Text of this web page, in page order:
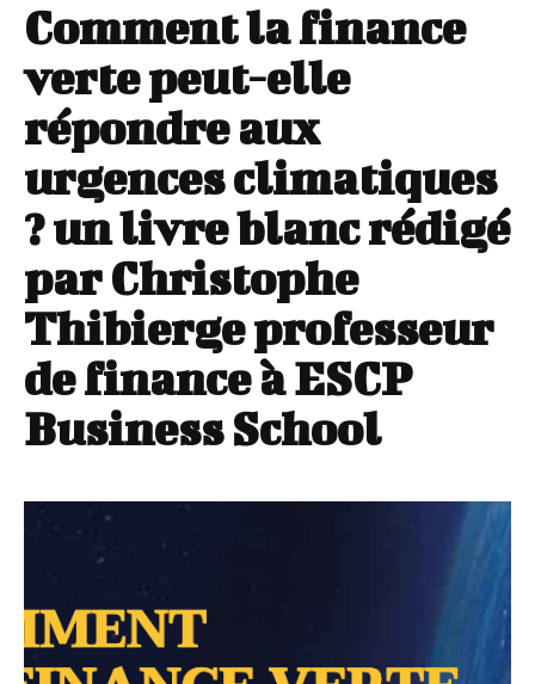
Comment la finance
verte peut-elle
répondre aux
urgences climatiques
? un livre blanc rédigé
par Christophe
Thibierge professeur
de finance à ESCP
Business School